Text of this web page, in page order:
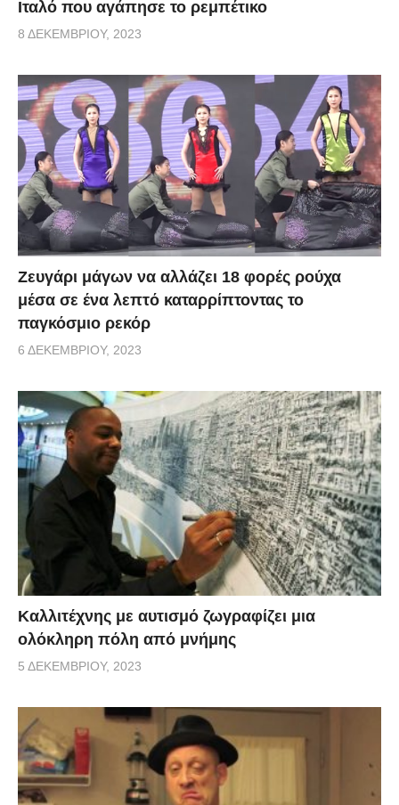
Ιταλό που αγάπησε το ρεμπέτικο
8 ΔΕΚΕΜΒΡΊΟΥ, 2023
Zευγάρι μάγων να αλλάζει 18 φορές ρούχα
μέσα σε ένα λεπτό καταρρίπτοντας το
παγκόσμιο ρεκόρ
6 ΔΕΚΕΜΒΡΊΟΥ, 2023
Καλλιτέχνης με αυτισμό ζωγραφίζει μια
ολόκληρη πόλη από μνήμης
5 ΔΕΚΕΜΒΡΊΟΥ, 2023